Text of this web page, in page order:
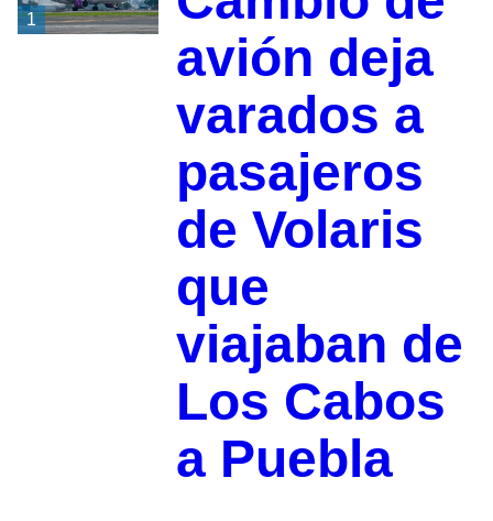
1
avión deja
varados a
pasajeros
de Volaris
que
viajaban de
Los Cabos
a Puebla